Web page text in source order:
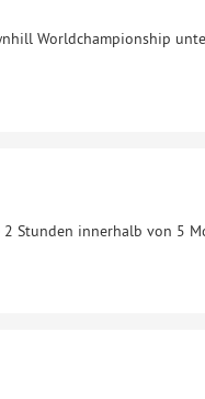
Worldchampionship
Stunden innerhalb von 5